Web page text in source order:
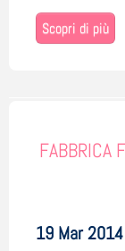
Scopri di più
FABBRICA
19 Mar